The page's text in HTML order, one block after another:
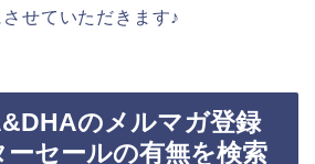
せていただきます♪
のメルマガ登録
セールの有無を検索